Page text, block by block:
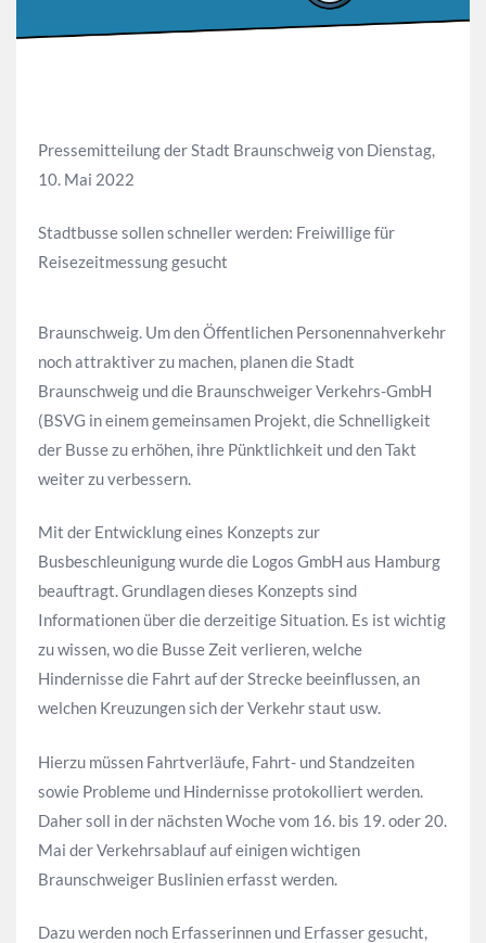
Pressemitteilung der Stadt Braunschweig von Dienstag,
10. Mai 2022
Stadtbusse sollen schneller werden: Freiwillige für
Reisezeitmessung gesucht
Braunschweig. Um den Öffentlichen Personennahverkehr
noch attraktiver zu machen, planen die Stadt
Braunschweig und die Braunschweiger Verkehrs-GmbH
(BSVG in einem gemeinsamen Projekt, die Schnelligkeit
der Busse zu erhöhen, ihre Pünktlichkeit und den Takt
weiter zu verbessern.
Mit der Entwicklung eines Konzepts zur
Busbeschleunigung wurde die Logos GmbH aus Hamburg
beauftragt. Grundlagen dieses Konzepts sind
Informationen über die derzeitige Situation. Es ist wichtig
zu wissen, wo die Busse Zeit verlieren, welche
Hindernisse die Fahrt auf der Strecke beeinflussen, an
welchen Kreuzungen sich der Verkehr staut usw.
Hierzu müssen Fahrtverläufe, Fahrt- und Standzeiten
sowie Probleme und Hindernisse protokolliert werden.
Daher soll in der nächsten Woche vom 16. bis 19. oder 20.
Mai der Verkehrsablauf auf einigen wichtigen
Braunschweiger Buslinien erfasst werden.
Dazu werden noch Erfasserinnen und Erfasser gesucht,